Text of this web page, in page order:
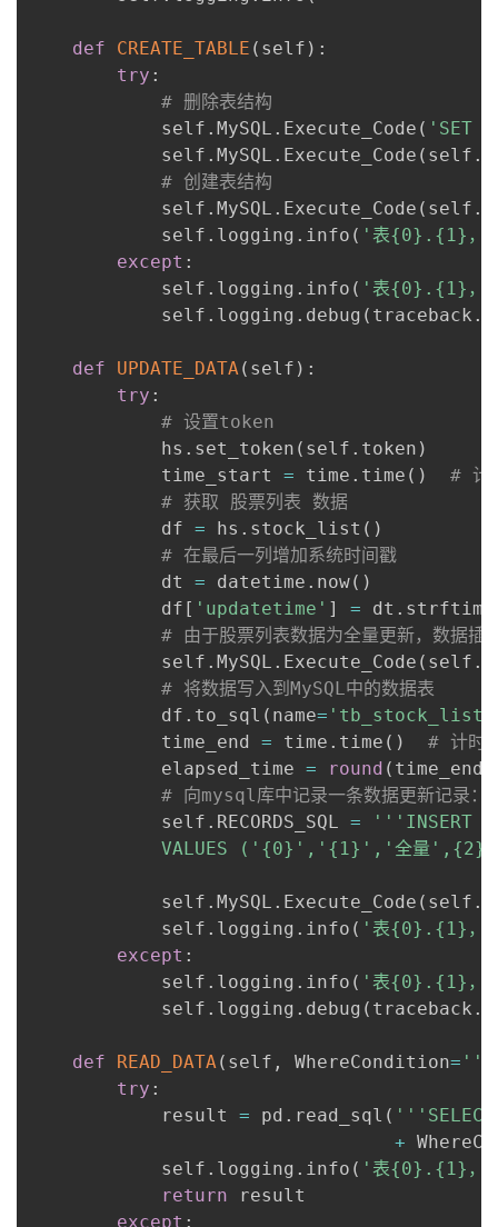
def
CREATE_TABLE ( self ) :
try :
# 删除表结构
            self
. MySQL . Execute_Code ( 'SET
            self
. MySQL . Execute_Code ( self .
# 创建表结构
            self
. MySQL . Execute_Code ( self .
            self
. logging . info ( '表{0}.{1}，
except :
            self
. logging . info ( '表{0}.{1}，
            self
. logging . debug ( traceback .
def
UPDATE_DATA ( self ) :
try :
# 设置token
            hs
. set_token ( self . token )
            time_start
= time . time ( )
# 计
# 获取 股票列表 数据
            df
= hs . stock_list ( )
# 在最后一列增加系统时间戳
            dt
= datetime . now( )
            df
[ 'updatetime' ] = dt . strftime
# 由于股票列表数据为全量更新，数据插
            self
. MySQL . Execute_Code ( self .
# 将数据写入到MySQL中的数据表
            df
. to_sql ( name= 'tb_stock_list'
            time_end
= time . time ( )
# 计时
            elapsed_time
= round ( time_end
# 向mysql库中记录一条数据更新记录
            self
. RECORDS_SQL =
'''INSERT
VALUES ('{0}','{1}','全量
            self
. MySQL . Execute_Code ( self .
            self
. logging . info ( '表{0}.{1}，
except :
            self
. logging . info ( '表{0}.{1}，
            self
. logging . debug ( traceback .
def
READ_DATA ( self , WhereCondition= ''
try :
            result
= pd . read_sql (
+
            self
. logging . info ( '表{0}.{1}，
return result
except :